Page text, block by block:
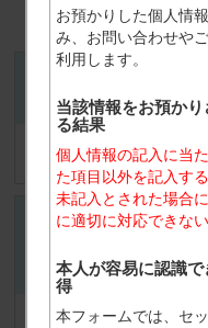
お名前
必須
が必要な方は、ご記入く
お預かりした個人情
み、お問い合わせや
利用します。
当該情報をお預か
る結果
個人情報の記入に当
た項目以外を記入す
未記入とされた場合
に適切に対応できな
本人が容易に認識
得
本フォームでは、セ